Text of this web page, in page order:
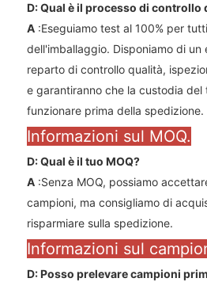
D: Qual è il processo di controllo
A :Eseguiamo test al 100% per
dell'imballaggio. Disponiamo di un
reparto di controllo qualità,
e garantiranno che la custodia del
funzionare prima della spedizione.
Informazioni sul MOQ.
D: Qual è il tuo MOQ?
A :Senza MOQ, possiamo
campioni, ma consigliamo di
risparmiare sulla spedizione.
Informazioni sul
D: Posso prelevare campioni